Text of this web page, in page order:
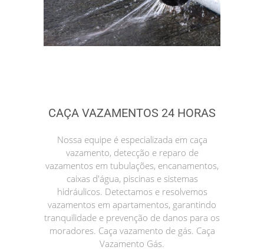
CAÇA VAZAMENTOS 24 HORAS
Nossa equipe é especializada em caça
vazamento, detecção e reparo de
vazamentos em tubulações, encanamentos,
caixas d'água, piscinas e sistemas
hidráulicos. Detectamos e resolvemos
vazamentos em apartamentos, garantindo
tranquilidade e prevenção de danos para os
moradores. Caça vazamento de gás. Caça
Vazamento Gás.